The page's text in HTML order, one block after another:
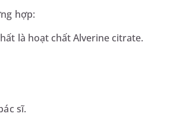
hợp:
là hoạt chất Alverine citrate.
sĩ.